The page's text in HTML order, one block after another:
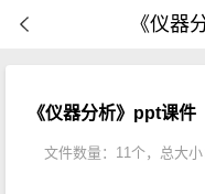
《仪器分析》ppt课件
文件数量：11个，总大